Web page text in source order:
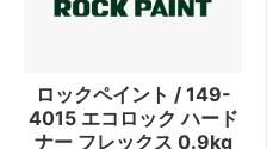
ロックペイント / 149-
4015 エコロック ハード
ナー フレックス 0.9kg